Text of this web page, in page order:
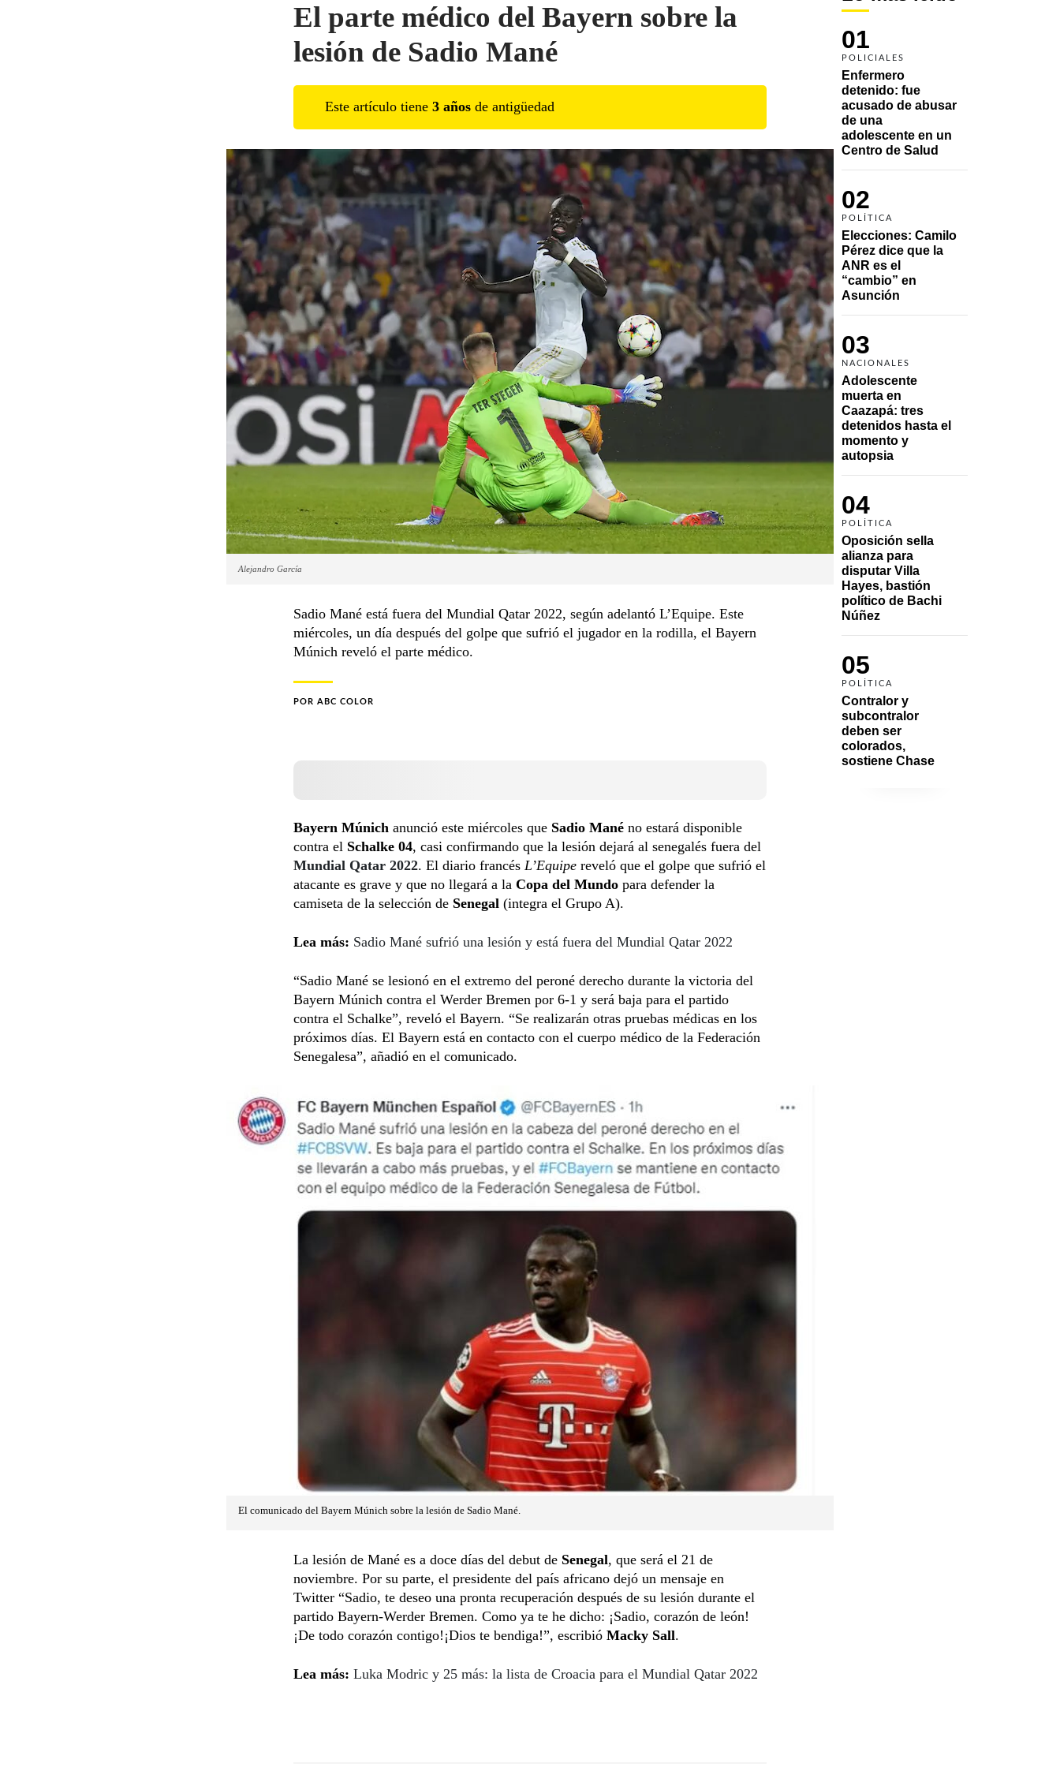
01
POLICIALES
Enfermero
detenido: fue
acusado de abusar
de una
adolescente en un
Centro de Salud
02
POLÍTICA
Elecciones: Camilo
Pérez dice que la
ANR es el
“cambio” en
Asunción
03
NACIONALES
Adolescente
muerta en
Caazapá: tres
detenidos hasta el
momento y
autopsia
04
POLÍTICA
Oposición sella
alianza para
disputar Villa
Hayes, bastión
político de Bachi
Núñez
05
POLÍTICA
Contralor y
subcontralor
deben ser
colorados,
sostiene Chase
El parte médico del Bayern sobre la
lesión de Sadio Mané
Este artículo tiene 3 años de antigüedad
Alejandro García
Sadio Mané está fuera del Mundial Qatar 2022, según adelantó L’Equipe. Este
miércoles, un día después del golpe que sufrió el jugador en la rodilla, el Bayern
Múnich reveló el parte médico.
POR ABC COLOR
Bayern Múnich anunció este miércoles que Sadio Mané no estará disponible
contra el Schalke 04, casi confirmando que la lesión dejará al senegalés fuera del
Mundial Qatar 2022. El diario francés L’Equipe reveló que el golpe que sufrió el
atacante es grave y que no llegará a la Copa del Mundo para defender la
camiseta de la selección de Senegal (integra el Grupo A).
Lea más: Sadio Mané sufrió una lesión y está fuera del Mundial Qatar 2022
“Sadio Mané se lesionó en el extremo del peroné derecho durante la victoria del
Bayern Múnich contra el Werder Bremen por 6-1 y será baja para el partido
contra el Schalke”, reveló el Bayern. “Se realizarán otras pruebas médicas en los
próximos días. El Bayern está en contacto con el cuerpo médico de la Federación
Senegalesa”, añadió en el comunicado.
El comunicado del Bayern Múnich sobre la lesión de Sadio Mané.
La lesión de Mané es a doce días del debut de Senegal, que será el 21 de
noviembre. Por su parte, el presidente del país africano dejó un mensaje en
Twitter “Sadio, te deseo una pronta recuperación después de su lesión durante el
partido Bayern-Werder Bremen. Como ya te he dicho: ¡Sadio, corazón de león!
¡De todo corazón contigo!¡Dios te bendiga!”, escribió Macky Sall.
Lea más: Luka Modric y 25 más: la lista de Croacia para el Mundial Qatar 2022